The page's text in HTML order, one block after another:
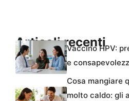
Articoli recenti
Vaccino HPV:
e
Cosa mangiare
molto caldo: gli